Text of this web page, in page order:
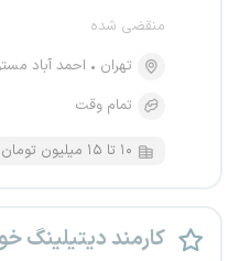
منقضی شده
تهران
احمد آباد
تمام وقت
۱۰ تا ۱۵ میلیون تومان
کارمند دیتیلینگ